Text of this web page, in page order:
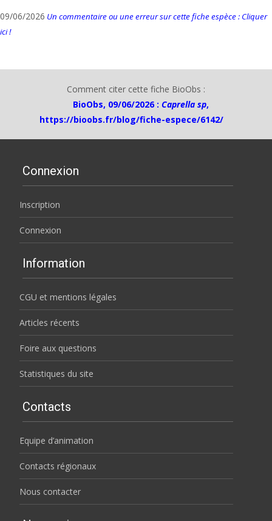
09/06/2026 Un commentaire ou une erreur sur cette fiche espèce : Cliquer
ici !
Comment citer cette fiche BioObs :
BioObs, 09/06/2026 : Caprella sp,
https://bioobs.fr/blog/fiche-espece/6142/
Connexion
Inscription
Connexion
Information
CGU et mentions légales
Articles récents
Foire aux questions
Statistiques du site
Contacts
Equipe d’animation
Contacts régionaux
Nous contacter